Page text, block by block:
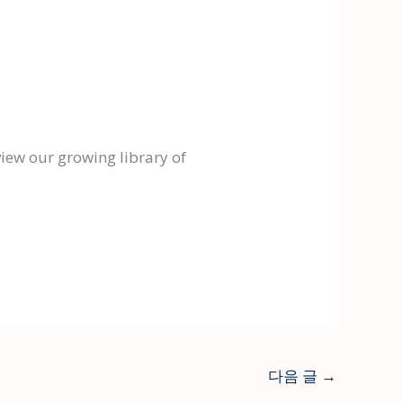
our growing library of
다음 글 →